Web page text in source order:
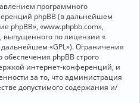
программного
phpBB (в дальнейшем
phpBB», «www.phpbb.com»,
выпущенного по лицензии «
дальнейшем «GPL»). Ограничения
phpBB строго
интернет-конференций, и
за то, что администрация
допустимого содержания и/